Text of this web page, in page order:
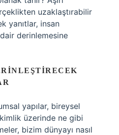
uzaklaştırabilir
yanıtlar, insan
derinlemesine
yapılar, bireysel
üzerinde ne gibi
bizim dünyayı nasıl